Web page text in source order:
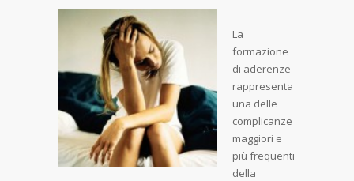
La
formazione
di aderenze
rappresenta
una delle
complicanze
maggiori e
più frequenti
della